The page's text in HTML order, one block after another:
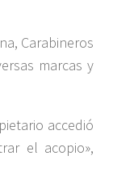
Carabineros
marcas y
accedió
el acopio»,